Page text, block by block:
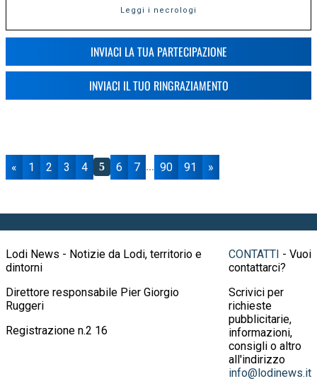
Leggi i necrologi
INVIACI LA TUA PARTECIPAZIONE
INVIACI IL TUO RINGRAZIAMENTO
« 1 2 3 4 5 6 7 ... 90 91 »
Lodi News - Notizie da Lodi, territorio e
dintorni
Direttore responsabile Pier Giorgio
Ruggeri
Registrazione n.2 16
CONTATTI - Vuoi
contattarci?
Scrivici per
richieste
pubblicitarie,
informazioni,
consigli o altro
all'indirizzo
info@lodinews.it